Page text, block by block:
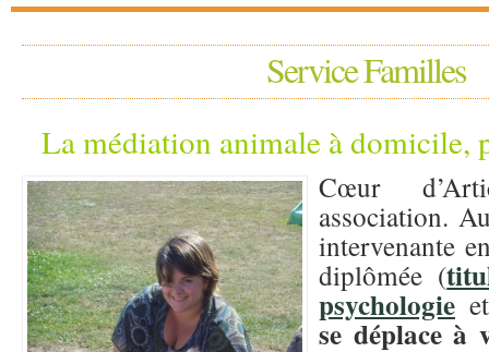
Service Familles
La médiation animale à domicile,
Cœur
association.
intervenante
diplômée (
psychologie
se déplace à